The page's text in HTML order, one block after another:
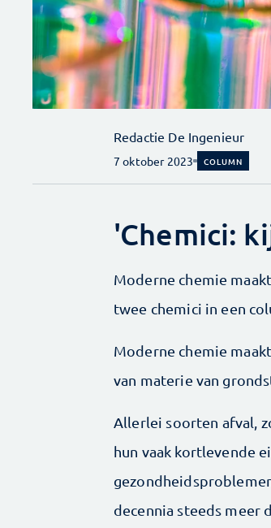
Redactie De Ingenieur
7 oktober 2023 COLUMN
'Chemici:
Moderne chemie
twee chemici in een
Moderne chemie
van materie van
Allerlei soorten afval,
hun vaak kortlevende
decennia steeds meer